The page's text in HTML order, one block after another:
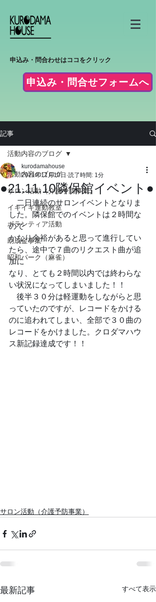
申込み・問合わせはココをクリック
申込み・問合せフォームへ
記事
活動内容のブログ
サロン活動（介護予防事業）
イキイキ運動教室
ボランティア活動
助成金事業
昭和パーク（麻雀）
活動内容のブログ
●21.11.10隣保館イベント●
kurodamahouse
2021年11月10日 読了時間: 1分
二日連続のサロンイベントとなりま
した。隣保館でのイベントは２時間な
ので
かなり余裕があると思って進行してい
たら、途中で７曲のリクエスト曲が追
加に
なり、とても２時間以内では終わらな
い状況になってしまいました！！
後半３０分は軽運動をしながらと思
っていたのですが、レコードをかける
のに追われてしまい、全部で３０曲の
レコードをかけました。クロダマハウ
ス新記録達成です！！
サロン活動（介護予防事業）
最新記事 すべて表示